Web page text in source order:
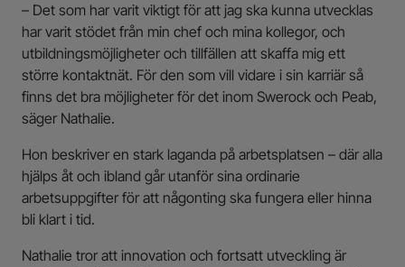
– Det som har varit viktigt för att jag ska kunna utvecklas
har varit stödet från min chef och mina kollegor, och
utbildningsmöjligheter och tillfällen att skaffa mig ett
större kontaktnät. För den som vill vidare i sin karriär så
finns det bra möjligheter för det inom Swerock och Peab,
säger Nathalie.
Hon beskriver en stark laganda på arbetsplatsen – där alla
hjälps åt och ibland går utanför sina ordinarie
arbetsuppgifter för att någonting ska fungera eller hinna
bli klart i tid.
Nathalie tror att innovation och fortsatt utveckling är